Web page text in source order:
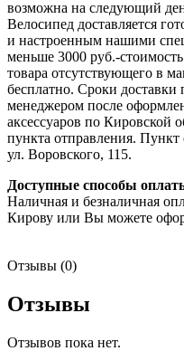
возможна на следующий
Велосипед доставляется
и настроенным нашими
меньше 3000 руб.-
товара отсутствующего в
бесплатно. Сроки доставки
менеджером после
аксессуаров по Кировской
пункта отправления. Пункт
ул. Воровского, 115.
Доступные способы
Наличная и безналичная
Кирову или Вы можете
Отзывы (0)
Отзывы
Отзывов пока нет.